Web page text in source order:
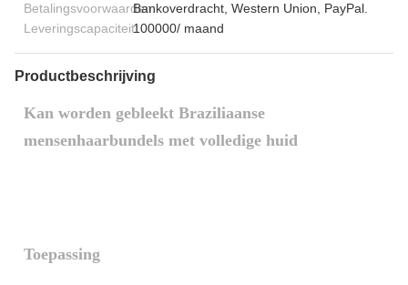
Betalingsvoorwaarden:Bankoverdracht, Western Union, PayPal.
Leveringscapaciteit:100000/ maand
Productbeschrijving
Kan worden gebleekt Braziliaanse
mensenhaarbundels met volledige huid
Toepassing